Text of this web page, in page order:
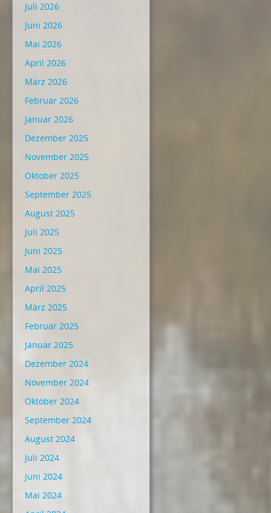
Juli 2026
Juni 2026
Mai 2026
April 2026
März 2026
Februar 2026
Januar 2026
Dezember 2025
November 2025
Oktober 2025
September 2025
August 2025
Juli 2025
Juni 2025
Mai 2025
April 2025
März 2025
Februar 2025
Januar 2025
Dezember 2024
November 2024
Oktober 2024
September 2024
August 2024
Juli 2024
Juni 2024
Mai 2024